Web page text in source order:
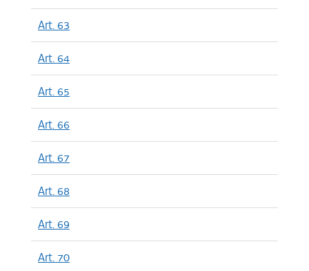
Art. 63
Art. 64
Art. 65
Art. 66
Art. 67
Art. 68
Art. 69
Art. 70